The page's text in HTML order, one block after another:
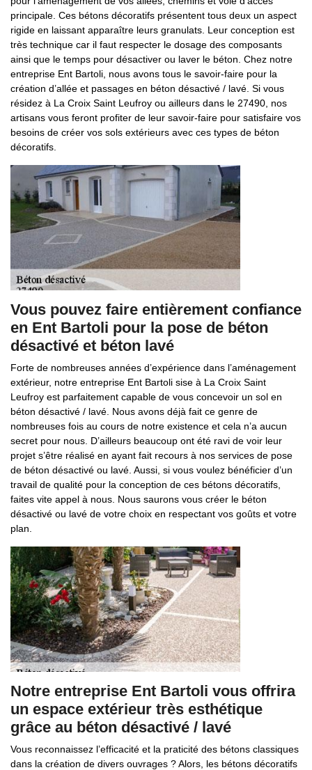
principale. Ces bétons décoratifs présentent tous deux un aspect
rigide en laissant apparaître leurs granulats. Leur conception est
très technique car il faut respecter le dosage des composants
ainsi que le temps pour désactiver ou laver le béton. Chez notre
entreprise Ent Bartoli, nous avons tous le savoir-faire pour la
création d’allée et passages en béton désactivé / lavé. Si vous
résidez à La Croix Saint Leufroy ou ailleurs dans le 27490, nos
artisans vous feront profiter de leur savoir-faire pour satisfaire vos
besoins de créer vos sols extérieurs avec ces types de béton
décoratifs.
Vous pouvez faire entièrement confiance
en Ent Bartoli pour la pose de béton
désactivé et béton lavé
Forte de nombreuses années d’expérience dans l’aménagement
extérieur, notre entreprise Ent Bartoli sise à La Croix Saint
Leufroy est parfaitement capable de vous concevoir un sol en
béton désactivé / lavé. Nous avons déjà fait ce genre de
nombreuses fois au cours de notre existence et cela n’a aucun
secret pour nous. D’ailleurs beaucoup ont été ravi de voir leur
projet s’être réalisé en ayant fait recours à nos services de pose
de béton désactivé ou lavé. Aussi, si vous voulez bénéficier d’un
travail de qualité pour la conception de ces bétons décoratifs,
faites vite appel à nous. Nous saurons vous créer le béton
désactivé ou lavé de votre choix en respectant vos goûts et votre
plan.
Notre entreprise Ent Bartoli vous offrira
un espace extérieur très esthétique
grâce au béton désactivé / lavé
Vous reconnaissez l’efficacité et la praticité des bétons classiques
dans la création de divers ouvrages ? Alors, les bétons décoratifs